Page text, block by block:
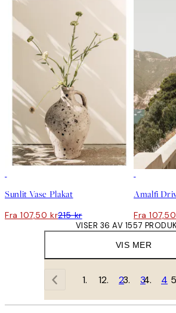
Sunlit Vase Plakat
Fra 107,50 kr215 kr
Amalfi
Fra
VIS MER
VISER 36 AV 1557
1 2 3 4